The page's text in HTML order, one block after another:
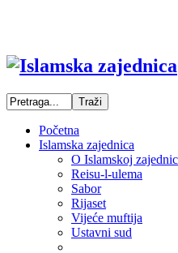
Početna
Islamska zajednica
O Islamskoj
Reisu-l-ulema
Sabor
Rijaset
Vijeće muftija
Ustavni sud